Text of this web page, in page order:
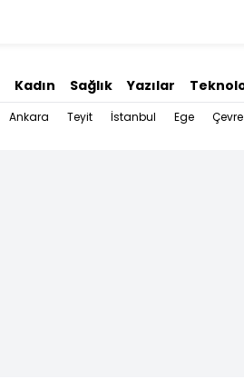
Kadın Sağlık Yazılar
Ankara Teyit İstanbul Ege Çevre